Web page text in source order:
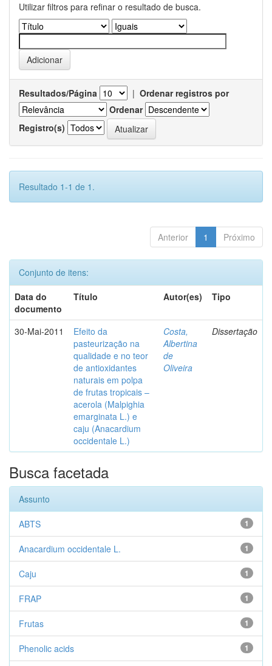
Utilizar filtros para refinar o resultado de busca.
Resultados/Página | Ordenar registros por
Ordenar
Registro(s)
Resultado 1-1 de 1.
Anterior 1 Próximo
Conjunto de itens:
Data do
documento
Título Autor(es) Tipo
30-Mai-2011
Efeito da
pasteurização na
qualidade e no teor
de antioxidantes
naturais em polpa
de frutas tropicais –
acerola (Malpighia
emarginata L.) e
caju (Anacardium
occidentale L.)
Costa,
Albertina
de
Oliveira
Dissertação
Busca facetada
Assunto
1
ABTS
1
Anacardium occidentale L.
1
Caju
1
FRAP
1
Frutas
1
Phenolic acids